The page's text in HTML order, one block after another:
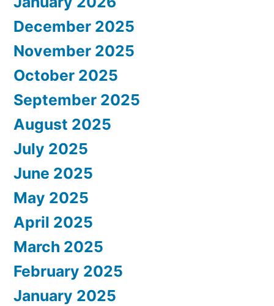
December 2025
November 2025
October 2025
September 2025
August 2025
July 2025
June 2025
May 2025
April 2025
March 2025
February 2025
January 2025